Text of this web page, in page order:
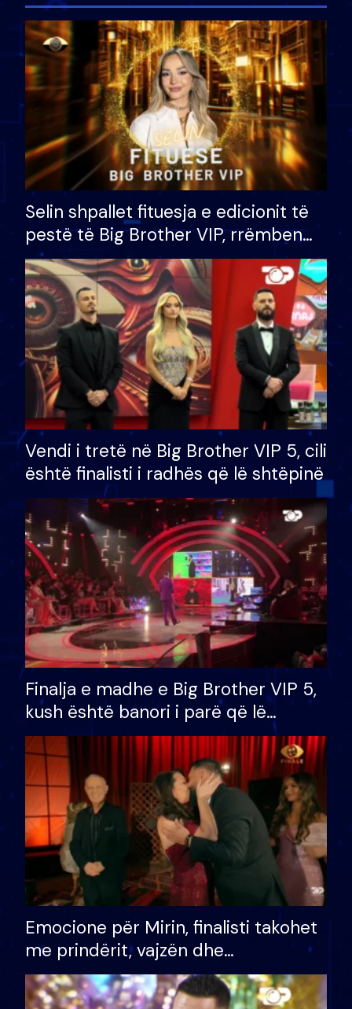
Selin shpallet fituesja e edicionit të
pestë të Big Brother VIP, rrëmben
çmimin e madh prej 100 mijë eurosh
Vendi i tretë në Big Brother VIP 5, cili
është finalisti i radhës që lë shtëpinë
Finalja e madhe e Big Brother VIP 5,
kush është banori i parë që lë
shtëpinë dhe humb mundësinë për
të fituar çmimin e madh
Emocione për Mirin, finalisti takohet
me prindërit, vajzën dhe
bashkëshorten: S’kemi ndonjë letër
divorci apo jo?